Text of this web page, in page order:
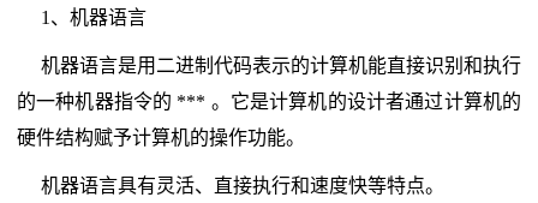
1、机器语言
机器语言是用二进制代码表示的计算机能直接识别和执行
的一种机器指令的 *** 。它是计算机的设计者通过计算机的
硬件结构赋予计算机的操作功能。
机器语言具有灵活、直接执行和速度快等特点。